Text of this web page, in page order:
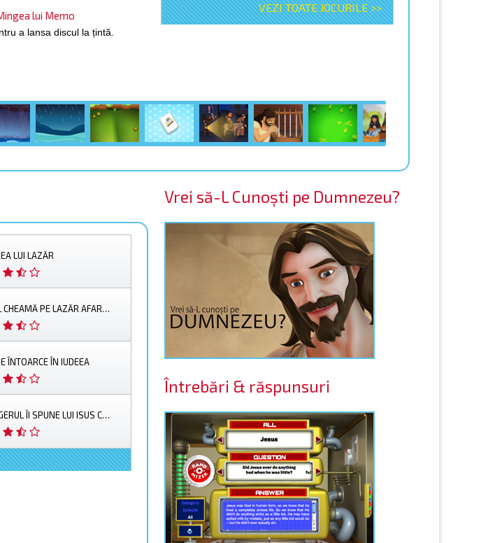
lui Memo
a lansa discul la țintă.
VEZI TOATE JOCURILE >>
LUI LAZĂR
ISUS ÎL CHEAMĂ PE LAZĂR AFARĂ DIN MORMÂNT
ÎNTOARCE ÎN IUDEEA
MESAGERUL ÎI SPUNE LUI ISUS CĂ LAZĂR ESTE BOLNAV
Vrei să-L Cunoști pe Dumnezeu?
Întrebări & răspunsuri